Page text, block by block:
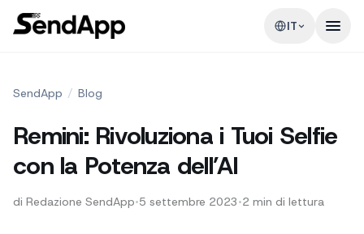
IT
SendApp / Blog
Remini: Rivoluziona i Tuoi Selfie
con la Potenza dell’AI
di Redazione SendApp•5 settembre 2023•2 min di lettura